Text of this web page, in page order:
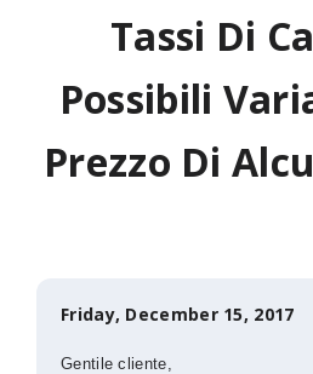
Tassi Di
Possibili
Prezzo Di
Friday, December 15, 2017
Gentile cliente,